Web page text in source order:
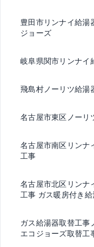
豊田市リンナイ給湯
ジョーズ
岐阜県関市リンナイ
飛島村ノーリツ給湯
名古屋市東区ノーリ
名古屋市南区リンナ
工事
名古屋市北区リンナ
工事 ガス暖房付き給
ガス給湯器取替工事
エコジョーズ取替工